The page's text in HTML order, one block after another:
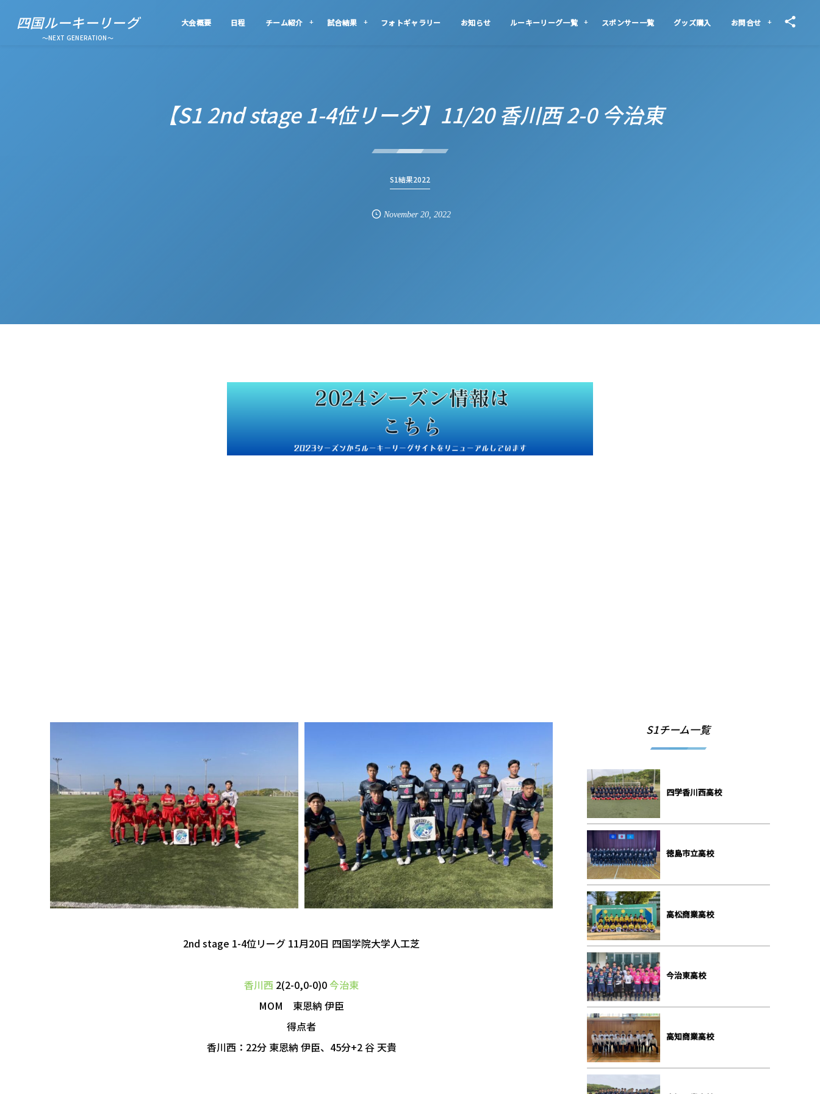
四国ルーキーリーグ
～NEXT GENERATION～
大会概要 日程 チーム紹介 試合結果 フォトギャラリー お知らせ ルーキーリーグ一覧 スポンサー一覧 グッズ購入 お問合せ
【S1 2nd stage 1-4位リーグ】11/20 香川西 2-0 今治東
S1結果2022
November 20, 2022
2nd stage 1-4位リーグ 11月20日 四国学院大学人工芝
香川西 2(2-0,0-0)0今治東
MOM 東恩納 伊臣
得点者
香川西：22分 東恩納 伊臣、45分+2 谷 天貴
S1チーム一覧
四学香川西高校
徳島市立高校
高松商業高校
今治東高校
高知商業高校